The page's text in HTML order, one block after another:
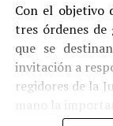
Con el objetivo
tres órdenes de
que se
invitación a
regidores de la